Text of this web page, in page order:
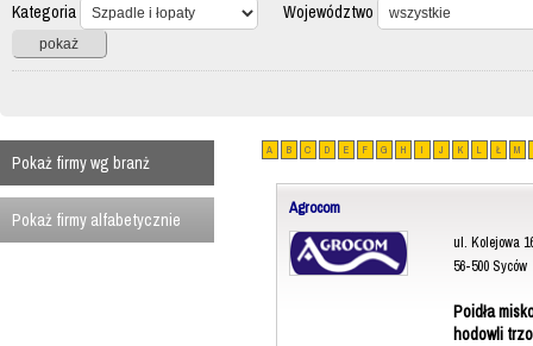
Kategoria Województwo
Pokaż firmy wg branż
Pokaż firmy alfabetycznie
A B C D E F G H I J K L Ł M
Agrocom
ul. Kolejowa
56-500 Syców
Poidła
hodowli